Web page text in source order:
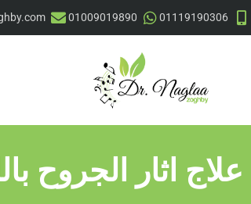
01119190306
01009019890
علاج اثار الجروح